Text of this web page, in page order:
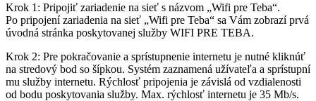
Krok 1: Pripojiť zariadenie na sieť s názvom „Wifi pre Teba“.
Po pripojení zariadenia na sieť „Wifi pre Teba“ sa Vám zobrazí prvá
úvodná stránka poskytovanej služby WIFI PRE TEBA.
Krok 2: Pre pokračovanie a sprístupnenie internetu je nutné kliknúť
na stredový bod so šípkou. Systém zaznamená užívateľa a sprístupní
mu služby internetu. Rýchlosť pripojenia je závislá od vzdialenosti
od bodu poskytovania služby. Max. rýchlosť internetu je 35 Mb/s.